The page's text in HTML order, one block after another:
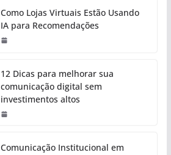
Como Lojas Virtuais Estão Usando
IA para Recomendações
12 Dicas para melhorar sua
comunicação digital sem
investimentos altos
Comunicação Institucional em